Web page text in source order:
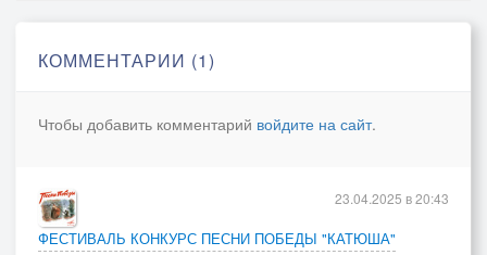
Жëстко попридержали
Норов нашей стороны
КОММЕНТАРИИ (1)
Чтобы добавить комментарий войдите на сайт.
ФЕСТИВАЛЬ КОНКУРС ПЕСНИ ПОБЕДЫ "КАТЮША"
23.04.2025 в 20:43